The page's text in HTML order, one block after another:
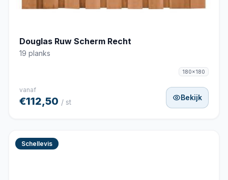
Douglas Ruw Scherm Recht
19 planks
180x180
vanaf
€112,50 / st
Bekijk
Schellevis